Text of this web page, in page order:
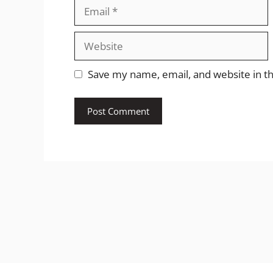
Website
Save my name, email, and website in